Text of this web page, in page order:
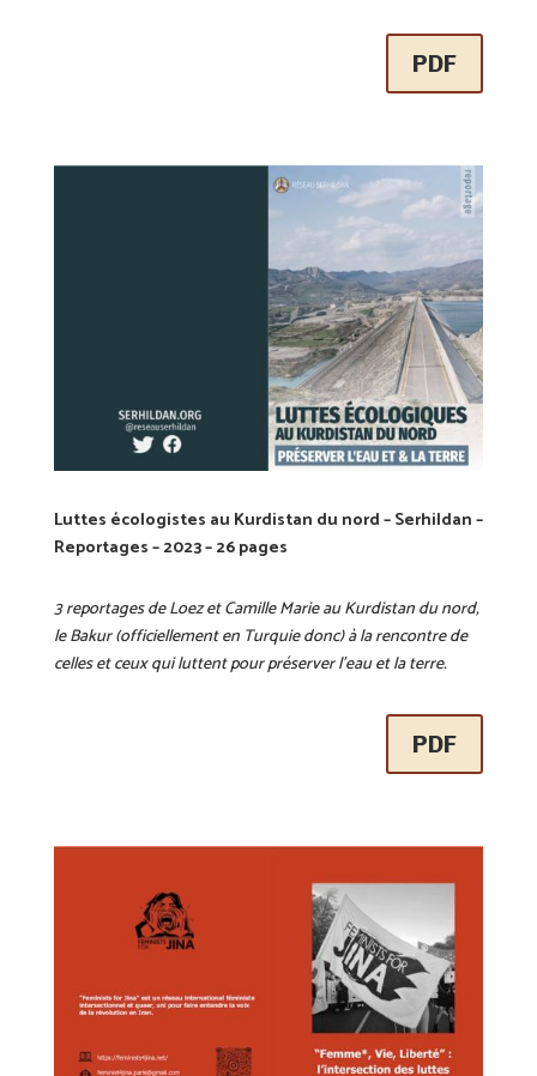
PDF
Luttes écologistes au Kurdistan du nord – Serhildan –
Reportages – 2023 – 26 pages
3 reportages de Loez et Camille Marie au Kurdistan du nord,
le Bakur (officiellement en Turquie donc) à la rencontre de
celles et ceux qui luttent pour préserver l’eau et la terre.
PDF